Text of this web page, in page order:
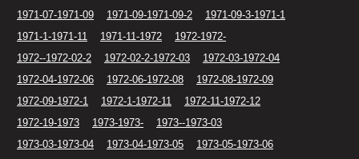
1971-07-1971-09
1971-09-1971-09-2
1971-09-3-1971-1
1971-1-1971-11
1971-11-1972
1972-1972-
1972--1972-02-2
1972-02-2-1972-03
1972-03-1972-04
1972-04-1972-06
1972-06-1972-08
1972-08-1972-09
1972-09-1972-1
1972-1-1972-11
1972-11-1972-12
1972-19-1973
1973-1973-
1973--1973-03
1973-03-1973-04
1973-04-1973-05
1973-05-1973-06